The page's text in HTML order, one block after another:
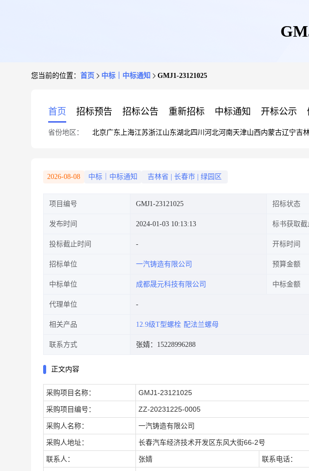
您当前的位置： 首页 中标｜中标通知 GMJ1-23121025
首页 招标预告 招标公告 重新招标 中标通知 开标公示
省份地区： 北京广东 上海江苏浙江山东湖北四川 河北河南天津山西内蒙古辽宁吉
2026-08-08 中标｜中标通知 吉林省 长春市 绿园区
项目编号 GMJ1-23121025 招标状态
发布时间 2024-01-03 10:13:13 标书获取截
投标截止时间 开标时间
招标单位 一汽铸造有限公司 预算金额
中标单位 成都晟元科技有限公司 中标金额
代理单位
相关产品 12.9级T型螺栓 配法兰螺母
联系方式 张婧：15228996288
正文内容
采购项目名称： GMJ1-23121025
采购项目编号： ZZ-20231225-0005
采购人名称： 一汽铸造有限公司
采购人地址： 长春汽车经济技术开发区东风大街66-2号
联系人： 张婧 联系电话：